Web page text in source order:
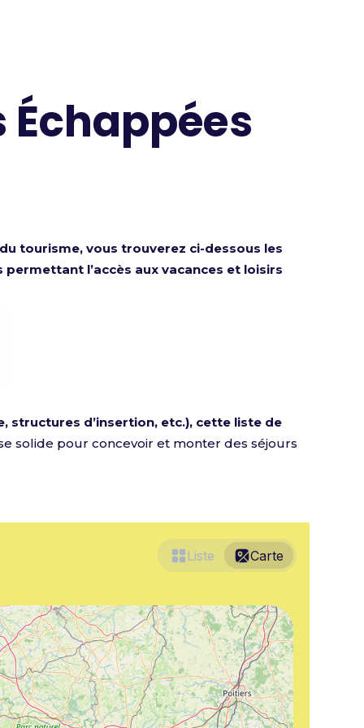
tourisme, vous trouverez ci-dessous les
l’accès aux vacances et loisirs
structures d’insertion, etc.), cette liste de
solide pour concevoir et monter des séjours